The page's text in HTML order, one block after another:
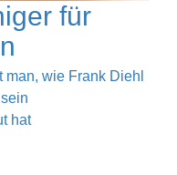
für
wie Frank Diehl
hat